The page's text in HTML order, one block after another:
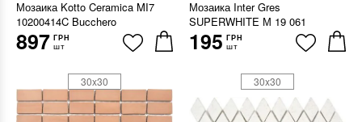
Мозаика Kotto Ceramica MI7
10200414C Bucchero
897 ГРН
шт
Мозаика Inter Gres
SUPERWHITE М 19 061
195 ГРН
шт
30x30 30x30